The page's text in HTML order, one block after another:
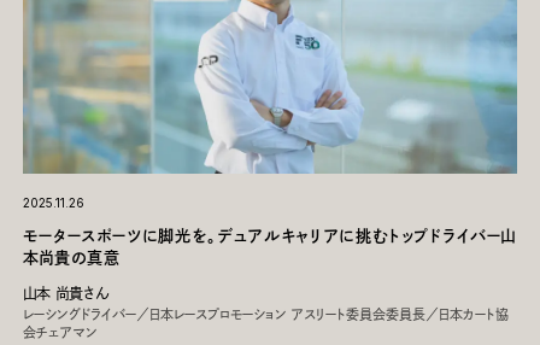
2025.11.26
モータースポーツに脚光を。デュアルキャリアに挑むトップドライバー山
本尚貴の真意
山本 尚貴さん
レーシングドライバー／日本レースプロモーション アスリート委員会委員長／日本カート協
会チェアマン